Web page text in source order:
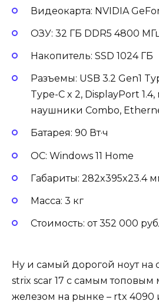
Видеокарта: NVIDIA
ОЗУ: 32 ГБ DDR5 4800
Накопитель: SSD 1024 ГБ
Разъемы: USB 3.2 Gen1
Type-С x 2, DisplayPort
наушники Combo,
Батарея: 90 Вт·ч
ОС: Windows 11 Home
Габариты: 282x395x23.4
Масса: 3 кг
Стоимость: от 352 000
Ну и самый дорогой ноут на
strix scar 17 с самым
железом на рынке – rtx 4090